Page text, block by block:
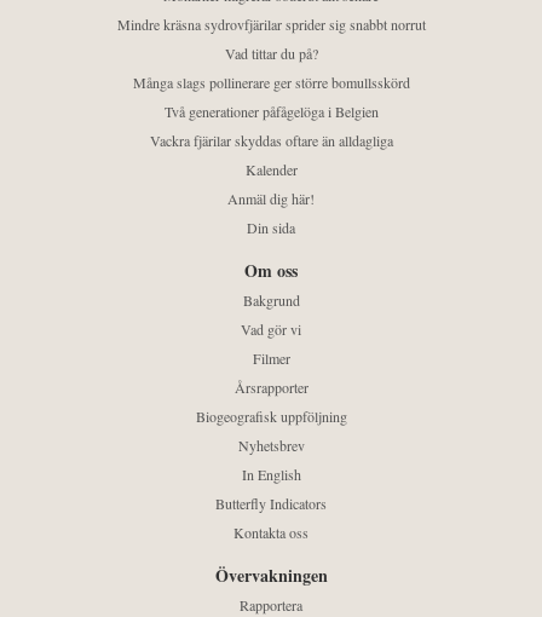
Mindre kräsna sydrovfjärilar sprider sig snabbt norrut
Vad tittar du på?
Många slags pollinerare ger större bomullsskörd
Två generationer påfågelöga i Belgien
Vackra fjärilar skyddas oftare än alldagliga
Kalender
Anmäl dig här!
Din sida
Om oss
Bakgrund
Vad gör vi
Filmer
Årsrapporter
Biogeografisk uppföljning
Nyhetsbrev
In English
Butterfly Indicators
Kontakta oss
Övervakningen
Rapportera